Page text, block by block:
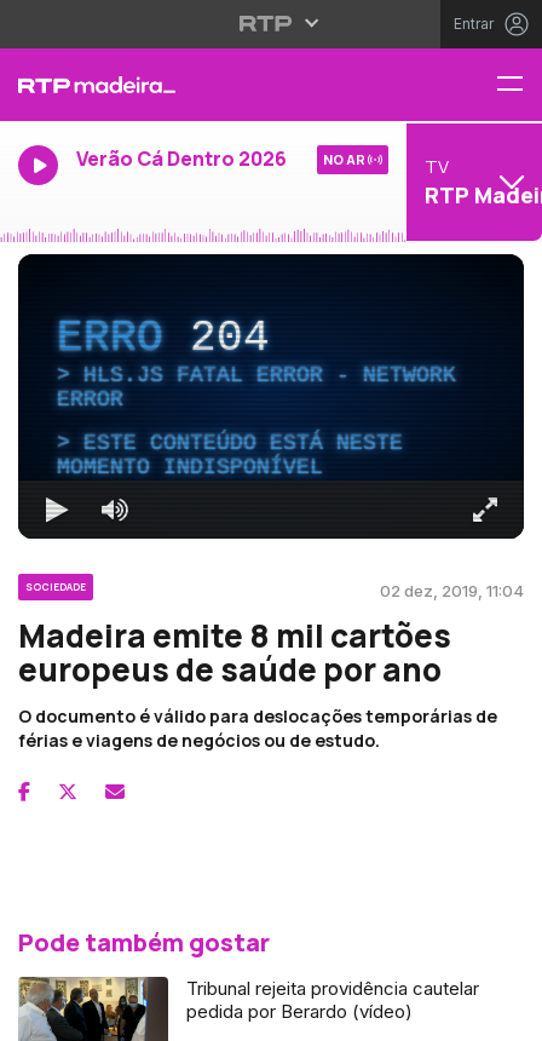
Entrar
Verão Cá Dentro 2026 NO AR TV
RTP
ERRO204
HLS.JS FATAL ERROR - NETWORK
ERROR
ESTE CONTEÚDO ESTÁ NESTE
MOMENTO INDISPONÍVEL
SOCIEDADE 02 dez, 2019, 11:04
Madeira emite 8 mil cartões
europeus de saúde por ano
O documento é válido para deslocações temporárias de
férias e viagens de negócios ou de estudo.
Pode também gostar
Tribunal rejeita providência cautelar
pedida por Berardo (vídeo)